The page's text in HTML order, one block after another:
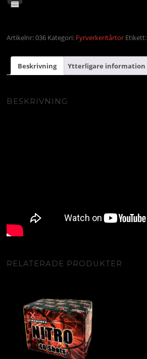
Artikelnr:036 Kategori: Fyrverkeritårtor Etikett:
Beskrivning Ytterligare information
BESKRIVNING
RELATERADE PRODUKTER